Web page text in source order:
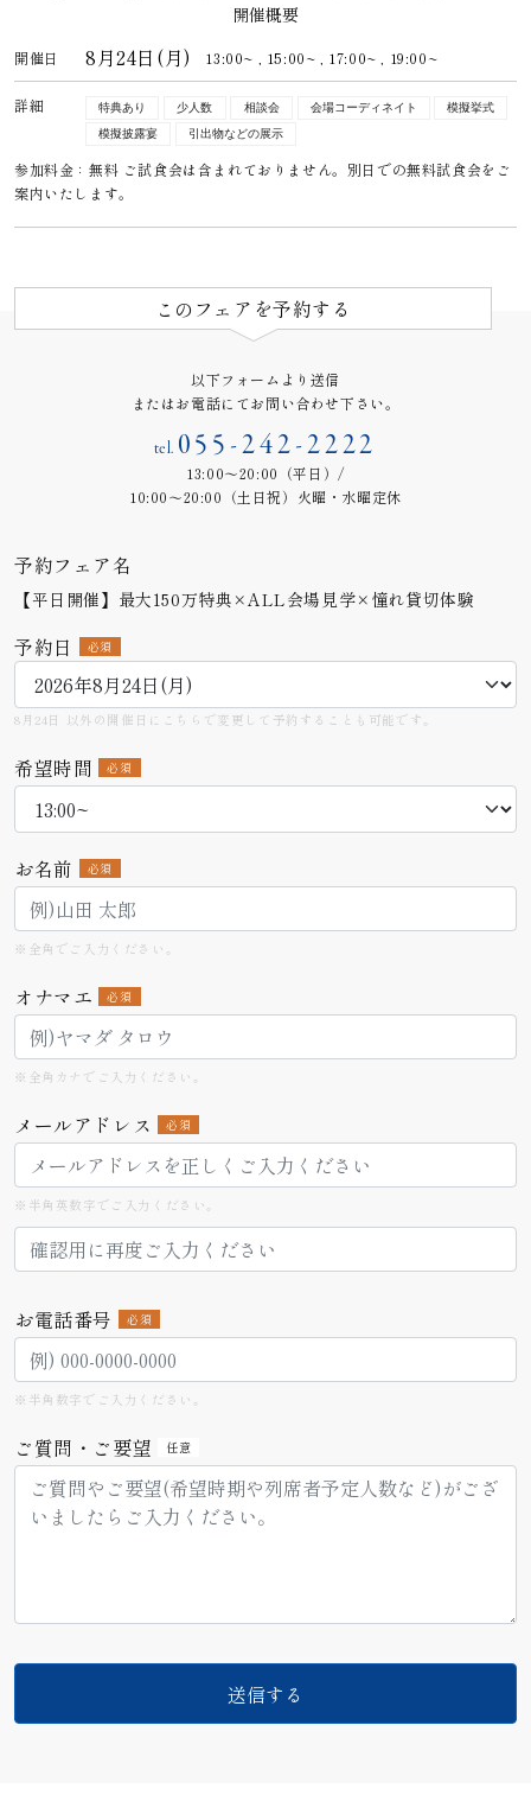
開催概要
開催日 8月24日(月) 13:00~ , 15:00~ , 17:00~ , 19:00~
詳細 特典あり 少人数 相談会 会場コーディネイト
模擬挙式
模擬披露宴
引出物などの展示
参加料金：無料 ご試食会は含まれておりません。別日での無料試食会をご
案内いたします。
このフェアを予約する
以下フォームより送信
またはお電話にてお問い合わせ下さい。
tel. 055-242-2222
13:00～20:00（平日）/
10:00～20:00（土日祝）火曜・水曜定休
予約フェア名
【平日開催】最大150万特典×ALL会場見学×憧れ貸切体験
予約日 必須
8月24日 以外の開催日にこちらで変更して予約することも可能です。
希望時間 必須
お名前 必須
※全角でご入力ください。
オナマエ 必須
※全角カナでご入力ください。
メールアドレス 必須
※半角英数字でご入力ください。
お電話番号 必須
※半角数字でご入力ください。
ご質問・ご要望 任意